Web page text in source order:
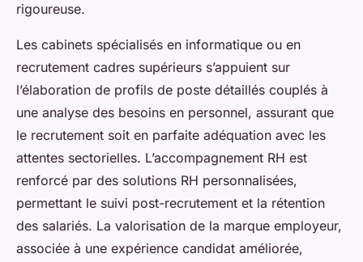
rigoureuse.
Les cabinets spécialisés en informatique ou en
recrutement cadres supérieurs s’appuient sur
l’élaboration de profils de poste détaillés couplés à
une analyse des besoins en personnel, assurant que
le recrutement soit en parfaite adéquation avec les
attentes sectorielles. L’accompagnement RH est
renforcé par des solutions RH personnalisées,
permettant le suivi post-recrutement et la rétention
des salariés. La valorisation de la marque employeur,
associée à une expérience candidat améliorée,